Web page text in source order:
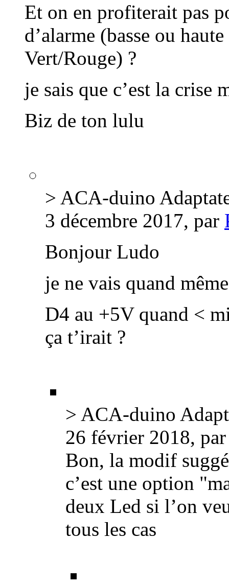
Et on en profiterait pas
d’alarme (basse ou
Vert/Rouge) ?
je sais que c’est la crise
Biz de ton lulu
> ACA-duino
3 décembre 2017, par
Bonjour Ludo
je ne vais quand
D4 au +5V quand <
ça t’irait ?
> ACA-duino
26 février 2018,
Bon, la modif
c’est une option
deux Led si l’on
tous les cas